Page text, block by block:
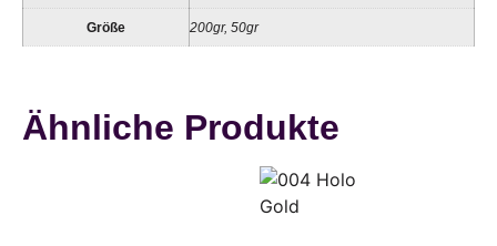
Größe 200gr, 50gr
Ähnliche Produkte